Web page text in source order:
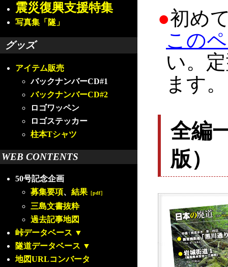
震災復興支援特集
写真集「隧」
グッズ
アイテム販売
バックナンバーCD#1
バックナンバーCD#2
ロゴワッペン
ロゴステッカー
柱本Tシャツ
WEB CONTENTS
50号記念企画
募集要項、 結果 ［pdf］
三島文書抜粋
過去記事地図
峠データベース ▼
隧道データベース ▼
地図URLコンバータ
●初め
この
い。
ます。
全編
版）